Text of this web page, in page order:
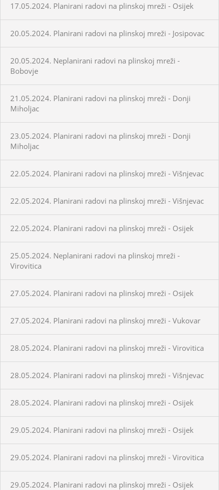
17.05.2024. Planirani radovi na plinskoj mreži - Osijek
20.05.2024. Planirani radovi na plinskoj mreži - Josipovac
20.05.2024. Neplanirani radovi na plinskoj mreži -
Bobovje
21.05.2024. Planirani radovi na plinskoj mreži - Donji
Miholjac
23.05.2024. Planirani radovi na plinskoj mreži - Donji
Miholjac
22.05.2024. Planirani radovi na plinskoj mreži - Višnjevac
22.05.2024. Planirani radovi na plinskoj mreži - Višnjevac
22.05.2024. Planirani radovi na plinskoj mreži - Osijek
25.05.2024. Neplanirani radovi na plinskoj mreži -
Virovitica
27.05.2024. Planirani radovi na plinskoj mreži - Osijek
27.05.2024. Planirani radovi na plinskoj mreži - Vukovar
28.05.2024. Planirani radovi na plinskoj mreži - Virovitica
28.05.2024. Planirani radovi na plinskoj mreži - Višnjevac
28.05.2024. Planirani radovi na plinskoj mreži - Osijek
29.05.2024. Planirani radovi na plinskoj mreži - Osijek
29.05.2024. Planirani radovi na plinskoj mreži - Virovitica
29.05.2024. Planirani radovi na plinskoj mreži - Osijek